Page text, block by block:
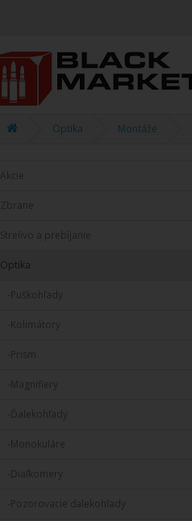
Optika Montáže
Akcie
Zbrane
Strelivo a prebíjanie
Optika
-Puškohľady
-Kolimátory
-Prism
-Magnifiery
-Ďalekohľady
-Monokuláre
-Diaľkomery
-Pozorovacie ďalekohľady